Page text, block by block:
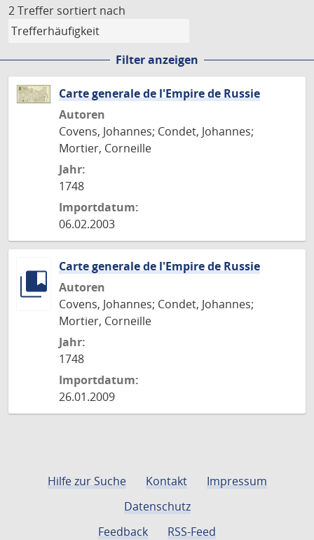
2 Treffer sortiert nach
Filter anzeigen
Carte generale de l'Empire de Russie
Autoren
Covens, Johannes; Condet, Johannes;
Mortier, Corneille
Jahr:
1748
Importdatum:
06.02.2003
Carte generale de l'Empire de Russie
Autoren
Covens, Johannes; Condet, Johannes;
Mortier, Corneille
Jahr:
1748
Importdatum:
26.01.2009
Hilfe zur Suche Kontakt
Impressum
Datenschutz
Feedback
RSS-Feed